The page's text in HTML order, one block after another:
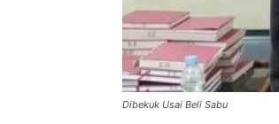
Dibekuk Usai Beli Sabu